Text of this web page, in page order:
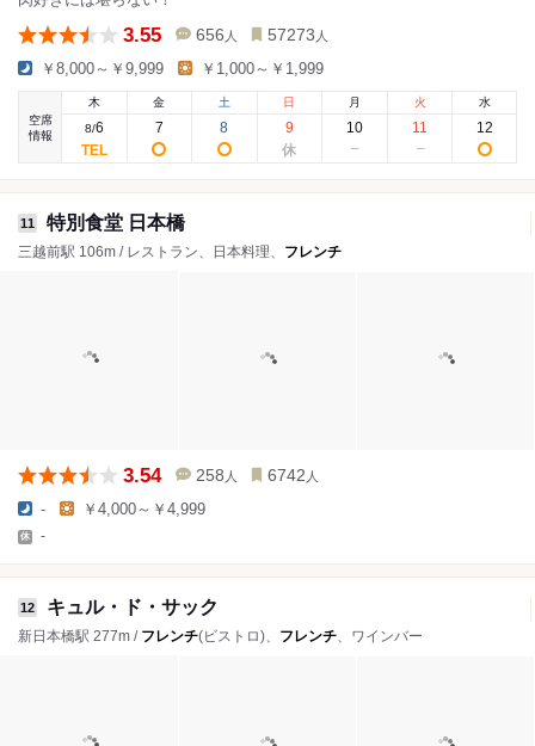
3.55 656 人 57273 人
￥8,000～￥9,999 ￥1,000～￥1,999
空席
情報
木
8/6
金
7
土
8
日
9
月
10
火
11
水
12
11 特別食堂 日本橋
三越前駅 106m / レストラン、日本料理、 フレンチ
3.54 258 人 6742 人
- ￥4,000～￥4,999
-
12 キュル・ド・サック
新日本橋駅 277m / フレンチ(ビストロ)、 フレンチ、ワインバー